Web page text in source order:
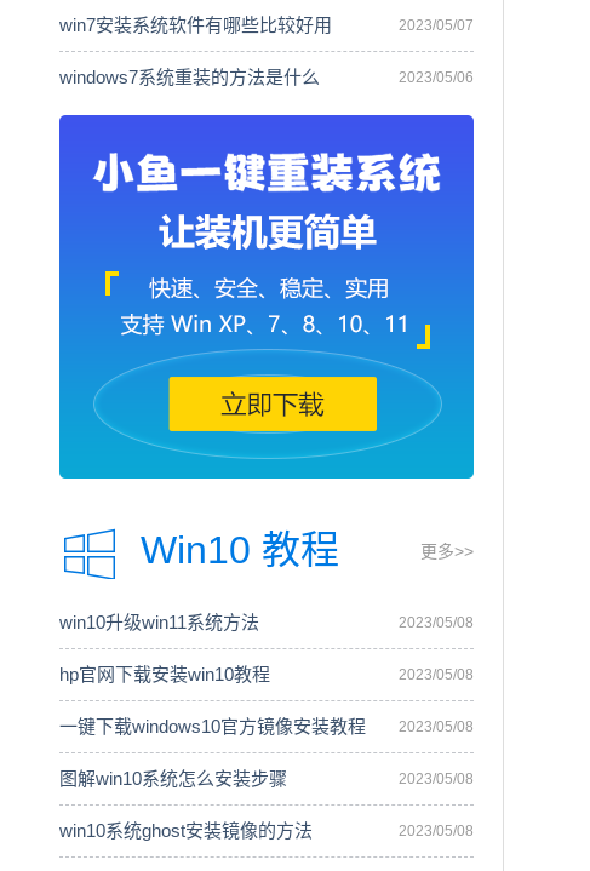
win7安装系统软件有哪些比较好用 2023/05/07
windows7系统重装的方法是什么 2023/05/06
Win10 教程 更多>>
win10升级win11系统方法 2023/05/08
hp官网下载安装win10教程 2023/05/08
一键下载windows10官方镜像安装教程 2023/05/08
图解win10系统怎么安装步骤 2023/05/08
win10系统ghost安装镜像的方法 2023/05/08